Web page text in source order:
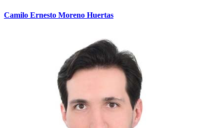
Camilo Ernesto Moreno Huertas